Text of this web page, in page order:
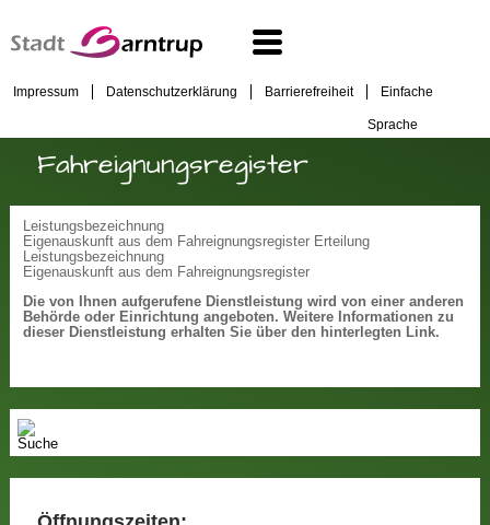
Impressum Datenschutzerklärung Barrierefreiheit Einfache
Sprache
Fahreignungsregister
Leistungsbezeichnung
Eigenauskunft aus dem Fahreignungsregister Erteilung
Leistungsbezeichnung
Eigenauskunft aus dem Fahreignungsregister
Die von Ihnen aufgerufene Dienstleistung wird von einer anderen
Behörde oder Einrichtung angeboten. Weitere Informationen zu
dieser Dienstleistung erhalten Sie über den hinterlegten Link.